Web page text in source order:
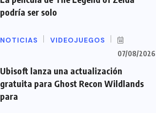
podría ser solo
NOTICIAS VIDEOJUEGOS
07/08/2026
Ubisoft lanza una actualización
gratuita para Ghost Recon Wildlands
para